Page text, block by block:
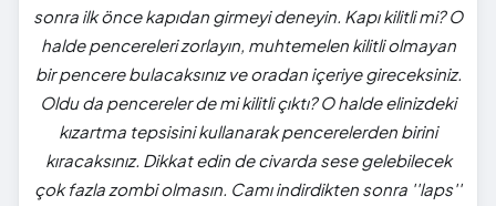
sonra ilk önce kapıdan girmeyi deneyin. Kapı kilitli mi? O
halde pencereleri zorlayın, muhtemelen kilitli olmayan
bir pencere bulacaksınız ve oradan içeriye gireceksiniz.
Oldu da pencereler de mi kilitli çıktı? O halde elinizdeki
kızartma tepsisini kullanarak pencerelerden birini
kıracaksınız. Dikkat edin de civarda sese gelebilecek
çok fazla zombi olmasın. Camı indirdikten sonra ''laps''